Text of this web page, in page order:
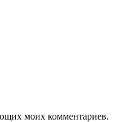
моих комментариев.